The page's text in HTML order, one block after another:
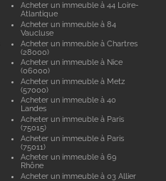
Acheter un immeuble à 44 Loire-
Atlantique
Acheter un immeuble à 84
Vaucluse
Acheter un immeuble à Chartres
(28000)
Acheter un immeuble à Nice
(06000)
Acheter un immeuble à Metz
(57000)
Acheter un immeuble à 40
Landes
Acheter un immeuble à Paris
(75015)
Acheter un immeuble à Paris
(75011)
Acheter un immeuble à 69
Rhône
Acheter un immeuble à 03 Allier